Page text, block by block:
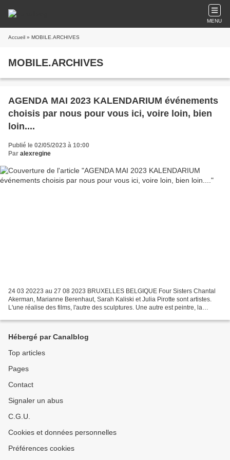
MENU
Accueil » MOBILE.ARCHIVES
MOBILE.ARCHIVES
AGENDA MAI 2023 KALENDARIUM événements
choisis par nous pour vous ici, voire loin, bien
loin....
Publié le 02/05/2023 à 10:00
Par alexregine
24 03 20223 au 27 08 2023 BRUXELLES BELGIQUE Four Sisters Chantal
Akerman, Marianne Berenhaut, Sarah Kaliski et Julia Pirotte sont artistes.
L'une réalise des films, l'autre des sculptures. Une autre est peintre, la
Hébergé par Canalblog
Top articles
Pages
Contact
Signaler un abus
C.G.U.
Cookies et données personnelles
Préférences cookies